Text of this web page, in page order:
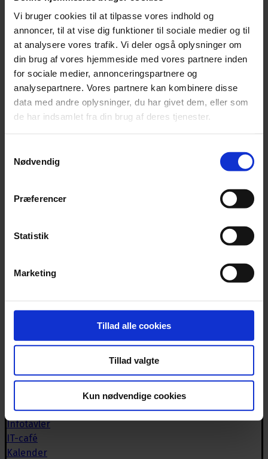
Vi bruger cookies til at tilpasse vores indhold og
annoncer, til at vise dig funktioner til sociale medier og til
at analysere vores trafik. Vi deler også oplysninger om
din brug af vores hjemmeside med vores partnere inden
for sociale medier, annonceringspartnere og
analysepartnere. Vores partnere kan kombinere disse
data med andre oplysninger, du har givet dem, eller som
de har indsamlet fra din brug af deres tjenester.
Nødvendig
Præferencer
Statistik
Marketing
Tillad alle cookies
Tillad valgte
Kun nødvendige cookies
Tilmeld dig Bispens nyhedsbrev og få nyheder om
arrangementer direkte i din postkasse.
EMAIL ADRESSE
Åbningstider
Tirsdag: 07.00–21.00
Fredag: 07.00–21.00
Søndag: 07.00–21.00
Biblioteket
Bispebrevet
Deutsche Bücherei
Håndværkeriet
Infotavler
IT-café
Kalender